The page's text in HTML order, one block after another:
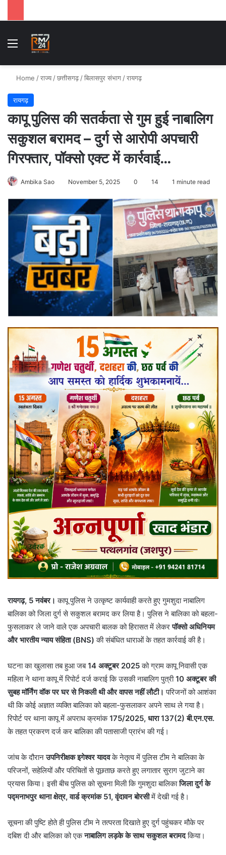
Menu
Home /राज्य /छत्तीसगढ़ /बिलासपुर संभाग /रायगढ़
रायगढ़
कापू पुलिस की सतर्कता से गुम हुई नाबालिग
सकुशल बरामद – दुर्ग से आरोपी अपचारी
गिरफ्तार, पॉक्सो एक्ट में कार्रवाई…
Ambika Sao November 5, 2025 0 14 1 minute read
रायगढ़, 5 नवंबर। कापू पुलिस ने उत्कृष्ट कार्यवाही करते हुए गुमशुदा नाबालिग
बालिका को जिला दुर्ग से सकुशल बरामद कर लिया है। पुलिस ने बालिका को बहला-
फुसलाकर ले जाने वाले एक अपचारी बालक को हिरासत में लेकरपॉक्सो अधिनियम
और भारतीय न्याय संहिता (BNS) की संबंधित धाराओं के तहत कार्रवाई की है।
घटना का खुलासा तब हुआ जब14 अक्टूबर 2025को ग्राम कापू निवासी एक
महिला ने थाना कापू में रिपोर्ट दर्ज कराई कि उसकी नाबालिग पुत्री10 अक्टूबर की
सुबह मॉर्निंग वॉक पर घर से निकली थी और वापस नहीं लौटी। परिजनों को आशंका
थी कि कोई अज्ञात व्यक्ति बालिका को बहला-फुसलाकर अपने साथ ले गया है।
रिपोर्ट पर थाना कापू में अपराध क्रमांक175/2025, धारा 137(2) बी.एन.एस.
के तहत प्रकरण दर्ज कर बालिका की पतासाजी प्रारंभ की गई।
जांच के दौरानउपनिरीक्षक इगेश्वर यादवके नेतृत्व में पुलिस टीम ने बालिका के
परिजनों, सहेलियों और परिचितों से पूछताछ करते हुए लगातार सुराग जुटाने का
प्रयास किया। इसी बीच पुलिस को सूचना मिली कि गुमशुदा बालिकाजिला दुर्ग के
पद्मनाभपुर थाना क्षेत्र, वार्ड क्रमांक 51, वृंदावन बोरसीमें देखी गई है।
सूचना की पुष्टि होते ही पुलिस टीम ने तत्परता दिखाते हुए दुर्ग पहुंचकर मौके पर
दबिश दी और बालिका को एकनाबालिग लड़के के साथ सकुशल बरामदकिया।